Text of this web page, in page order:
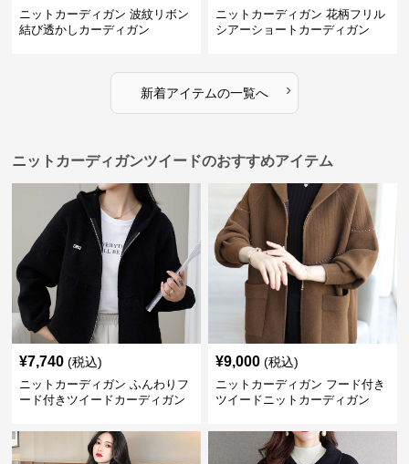
ニットカーディガン 波紋リボン
結び透かしカーディガン
ニットカーディガン 花柄フリル
シアーショートカーディガン
新着アイテムの一覧へ ›
ニットカーディガンツイードのおすすめアイテム
¥7,740 (税込)
ニットカーディガン ふんわりフ
ード付きツイードカーディガン
¥9,000 (税込)
ニットカーディガン フード付き
ツイードニットカーディガン